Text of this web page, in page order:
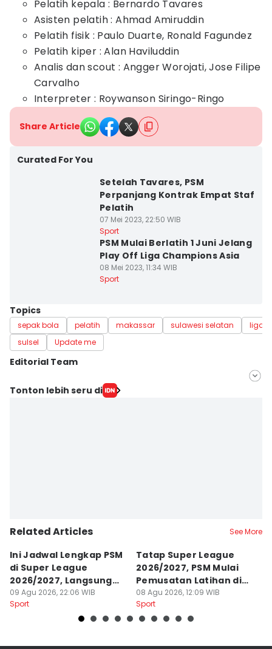
Pelatih kepala : Bernardo Tavares
Asisten pelatih : Ahmad Amiruddin
Pelatih fisik : Paulo Duarte, Ronald Fagundez
Pelatih kiper : Alan Haviluddin
Analis dan scout : Angger Worojati, Jose Filipe
Carvalho
Interpreter : Roywanson Siringo-Ringo
Share Article
Curated For You
Setelah Tavares, PSM
Perpanjang Kontrak Empat Staf
Pelatih
07 Mei 2023, 22:50 WIB
Sport
PSM Mulai Berlatih 1 Juni Jelang
Play Off Liga Champions Asia
08 Mei 2023, 11:34 WIB
Sport
Topics
sepak bola pelatih makassar sulawesi selatan
liga 1
sulsel
Update me
Editorial Team
Editor
Tonton lebih seru di
Related Articles See More
Ini Jadwal Lengkap PSM
di Super League
2026/2027, Langsung
Sengit
09 Agu 2026, 22:06 WIB
Sport
Tatap Super League
2026/2027, PSM Mulai
Pemusatan Latihan di
Jogja
08 Agu 2026, 12:09 WIB
Sport